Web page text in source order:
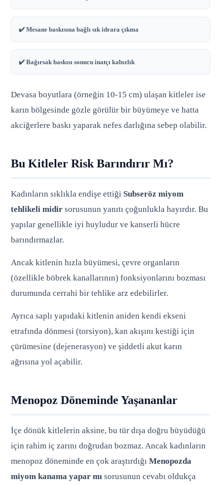
✔️ Mesane baskısına bağlı sık idrara çıkma
✔️ Bağırsak baskısı sonucu inatçı kabızlık
Devasa boyutlara (örneğin 10-15 cm) ulaşan kitleler ise
karın bölgesinde gözle görülür bir büyümeye ve hatta
akciğerlere baskı yaparak nefes darlığına sebep olabilir.
Bu Kitleler Risk Barındırır Mı?
Kadınların sıklıkla endişe ettiği Subseröz miyom
tehlikeli midir sorusunun yanıtı çoğunlukla hayırdır. Bu
yapılar genellikle iyi huyludur ve kanserli hücre
barındırmazlar.
Ancak kitlenin hızla büyümesi, çevre organların
(özellikle böbrek kanallarının) fonksiyonlarını bozması
durumunda cerrahi bir tehlike arz edebilirler.
Ayrıca saplı yapıdaki kitlenin aniden kendi ekseni
etrafında dönmesi (torsiyon), kan akışını kestiği için
çürümesine (dejenerasyon) ve şiddetli akut karın
ağrısına yol açabilir.
Menopoz Döneminde Yaşananlar
İçe dönük kitlelerin aksine, bu tür dışa doğru büyüdüğü
için rahim iç zarını doğrudan bozmaz. Ancak kadınların
menopoz döneminde en çok araştırdığıMenopozda
miyom kanama yapar mı sorusunun cevabı oldukça